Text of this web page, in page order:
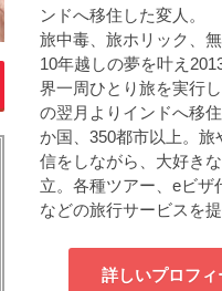
ンドへ移住した変人。
旅中毒、旅ホリック、無
10年越しの夢を叶え
界一周ひとり旅を実行
の翌月よりインドへ移
か国、350都市以上。
信をしながら、大好き
立。各種ツアー、eビザ
などの旅行サービスを
詳しいプロフ